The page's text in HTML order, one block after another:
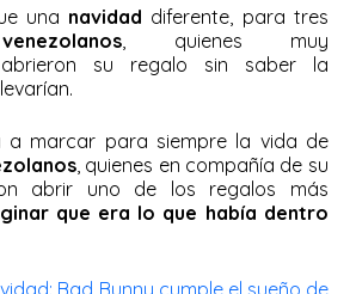
una navidad diferente, para tres
, quienes muy
abrieron su regalo sin saber la
a marcar para siempre la vida de
, quienes en compañía de su
abrir uno de los regalos más
que era lo que había dentro
Bad Bunny cumple el sueño de